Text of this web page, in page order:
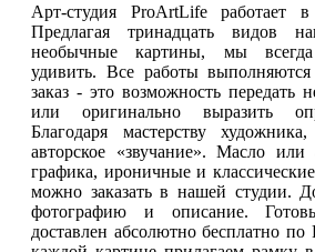
Арт-студия ProArtLife работает
Предлагая тринадцать видов
необычные картины, мы
удивить. Все работы
заказ - это возможность передать
или оригинально выразить
Благодаря мастерству
авторское «звучание». Масло или
графика, ироничные и
можно заказать в нашей студии.
фотографию и описание.
доставлен абсолютно бесплатно